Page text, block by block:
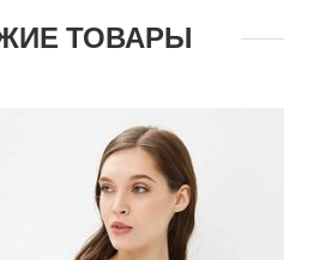
ТОВАРЫ